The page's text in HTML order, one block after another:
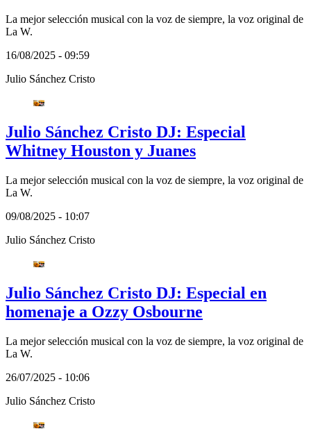
La mejor selección musical con la voz de siempre, la voz original de
La W.
16/08/2025 - 09:59
Julio Sánchez Cristo
Julio Sánchez Cristo DJ: Especial
Whitney Houston y Juanes
La mejor selección musical con la voz de siempre, la voz original de
La W.
09/08/2025 - 10:07
Julio Sánchez Cristo
Julio Sánchez Cristo DJ: Especial en
homenaje a Ozzy Osbourne
La mejor selección musical con la voz de siempre, la voz original de
La W.
26/07/2025 - 10:06
Julio Sánchez Cristo